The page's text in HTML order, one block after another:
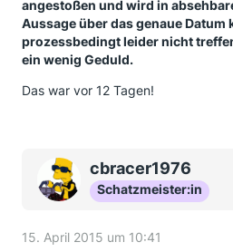
angestoßen und wird in
Aussage über das genaue Datum
prozessbedingt leider nicht
ein wenig Geduld.
Das war vor 12 Tagen!
cbracer1976
Schatzmeister:in
15. April 2015 um 10:41